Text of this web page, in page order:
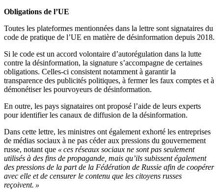
Obligations de l’UE
Toutes les plateformes mentionnées dans la lettre sont signataires du
code de pratique de l’UE en matière de désinformation depuis 2018.
Si le code est un accord volontaire d’autorégulation dans la lutte
contre la désinformation, la signature s’accompagne de certaines
obligations. Celles-ci consistent notamment à garantir la
transparence des publicités politiques, à fermer les faux comptes et à
démonétiser les pourvoyeurs de désinformation.
En outre, les pays signataires ont proposé l’aide de leurs experts
pour identifier les canaux de diffusion de la désinformation.
Dans cette lettre, les ministres ont également exhorté les entreprises
de médias sociaux à ne pas céder aux pressions du gouvernement
russe, notant que « ces réseaux sociaux ne sont pas seulement
utilisés à des fins de propagande, mais qu’ils subissent également
des pressions de la part de la Fédération de Russie afin de coopérer
avec elle et de censurer le contenu que les citoyens russes
reçoivent. »